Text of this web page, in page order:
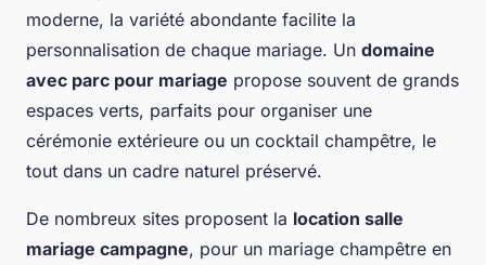
moderne, la variété abondante facilite la
personnalisation de chaque mariage. Un domaine
avec parc pour mariage propose souvent de grands
espaces verts, parfaits pour organiser une
cérémonie extérieure ou un cocktail champêtre, le
tout dans un cadre naturel préservé.
De nombreux sites proposent la location salle
mariage campagne, pour un mariage champêtre en